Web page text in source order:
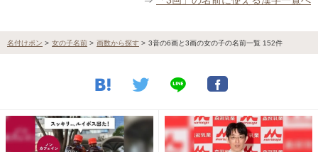
名付けポン > 女の子名前 > 画数から探す > 3音の6画と3画の女の子の名前一覧 152件